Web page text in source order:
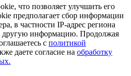
что позволяет улучшить его
предполагает сбор информации
в частности IP-адрес региона
другую информацию. Продолжая
с политикой
даете согласие на обработку